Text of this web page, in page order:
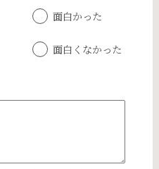
面白かった
面白くなかった